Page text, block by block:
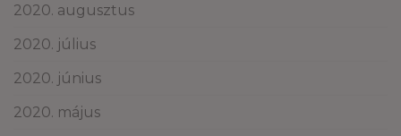
2020. augusztus
2020. július
2020. június
2020. május